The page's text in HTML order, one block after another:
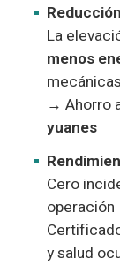
La
menos
mecánicas
→ Ahorro
yuanes
Cero
operación
y salud